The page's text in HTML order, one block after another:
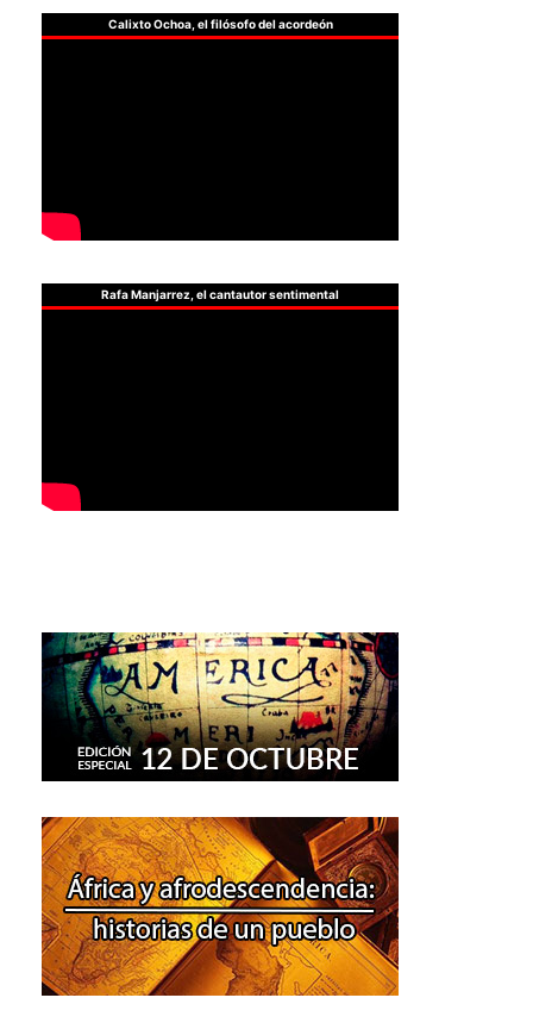
Calixto Ochoa, el filósofo del acordeón
Rafa Manjarrez, el cantautor sentimental